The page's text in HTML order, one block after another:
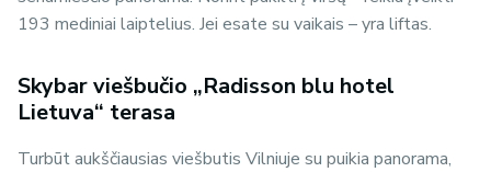
193 mediniai laiptelius. Jei esate su vaikais – yra liftas.
Skybar viešbučio „Radisson blu hotel
Lietuva“ terasa
Turbūt aukščiausias viešbutis Vilniuje su puikia panorama,